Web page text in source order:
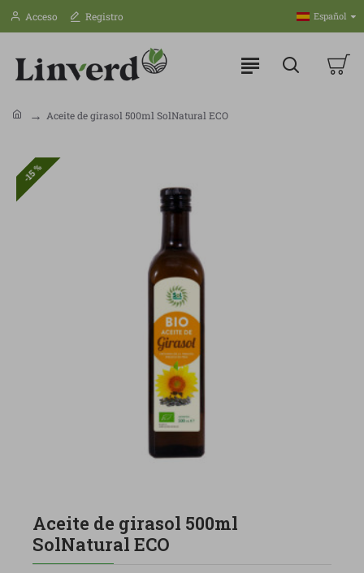
Acceso Registro Español
Aceite de girasol 500ml SolNatural ECO
-15 %
Aceite de girasol 500ml
SolNatural ECO